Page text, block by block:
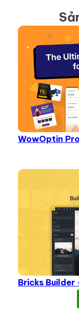
WowOptin
Bricks Builder